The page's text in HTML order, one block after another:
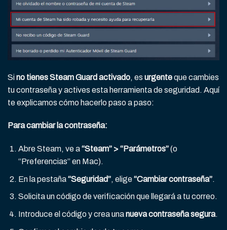
Sino tienes Steam Guard activado, es urgenteque cambies
tu contraseña y actives esta herramienta de seguridad. Aquí
te explicamos cómo hacerlo paso a paso:
Para cambiar la contraseña:
Abre Steam, ve a“Steam” > “Parámetros”(o
“Preferencias” en Mac).
En la pestaña“Seguridad”, elige“Cambiar contraseña”.
Solicita un código de verificación que llegará a tu correo.
Introduce el código y crea unanueva contraseña segura.